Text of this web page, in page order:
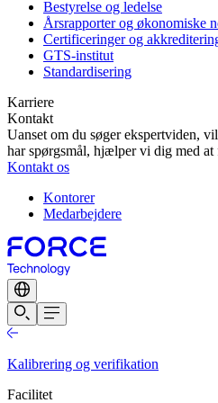
Bestyrelse og ledelse
Årsrapporter og økonomiske
Certificeringer og
GTS-institut
Standardisering
Karriere
Kontakt
Uanset om du søger ekspertviden,
har spørgsmål, hjælper vi dig med at
Kontakt os
Kontorer
Medarbejdere
Kalibrering og verifikation
Facilitet